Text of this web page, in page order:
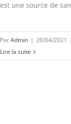
est une source de
ParAdmin | 20/04/2021
Lire la suite